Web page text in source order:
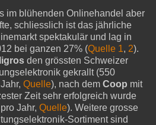
im blühenden Onlinehandel aber
schliesslich ist das jährliche
spektakulär und lag in
bei ganzen 27% (Quelle 1, 2).
den grössten Schweizer
gekrallt (550
Quelle), nach dem Coop mit
Zeit sehr erfolgreich wurde
Jahr, Quelle). Weitere grosse
Sortiment sind